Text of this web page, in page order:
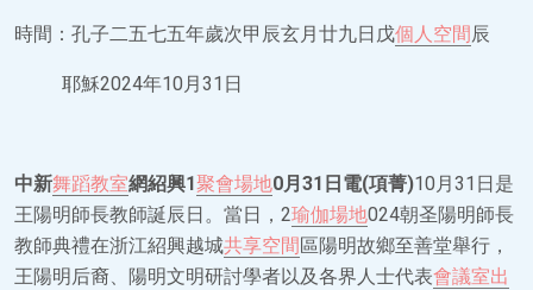
時間：孔子二五七五年歲次甲辰玄月廿九日戊個人空間辰
耶穌2024年10月31日
中新舞蹈教室網紹興1聚會場地0月31日電(項菁)10月31日是
王陽明師長教師誕辰日。當日，2瑜伽場地024朝圣陽明師長
教師典禮在浙江紹興越城共享空間區陽明故鄉至善堂舉行，
王陽明后裔、陽明文明研討學者以及各界人士代表會議室出